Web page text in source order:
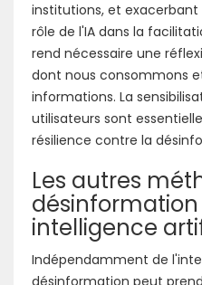
institutions, et exacerbant
rôle de l'IA dans la
rend nécessaire une
dont nous consommons
informations. La
utilisateurs sont
résilience contre la
Les autres
désinformation
intelligence
Indépendamment de
désinformation peut